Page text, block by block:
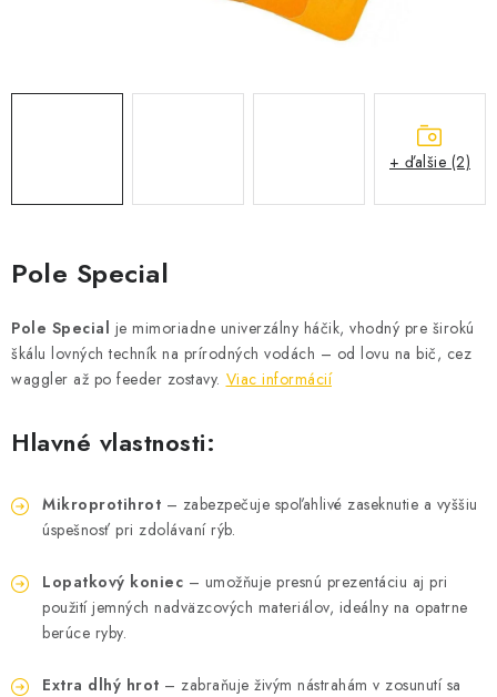
OBCHODNÉ PODMIENKY
MOJA OBJEDNÁVKA
DOPRAVA
VŠEOBECNÉ NARIADENIE O BEZPEČNOSTI
PRODUKTOV (GPSR)
Pole Special
Pole Special je mimoriadne univerzálny háčik, vhodný pre širokú
škálu lovných techník na prírodných vodách – od lovu na bič, cez
waggler až po feeder zostavy. Viac informácií
Hlavné vlastnosti:
Mikroprotihrot – zabezpečuje spoľahlivé zaseknutie a vyššiu
úspešnosť pri zdolávaní rýb.
Lopatkový koniec – umožňuje presnú prezentáciu aj pri
použití jemných nadväzcových materiálov, ideálny na opatrne
berúce ryby.
Extra dlhý hrot – zabraňuje živým nástrahám v zosunutí sa
+ ďalšie (2)